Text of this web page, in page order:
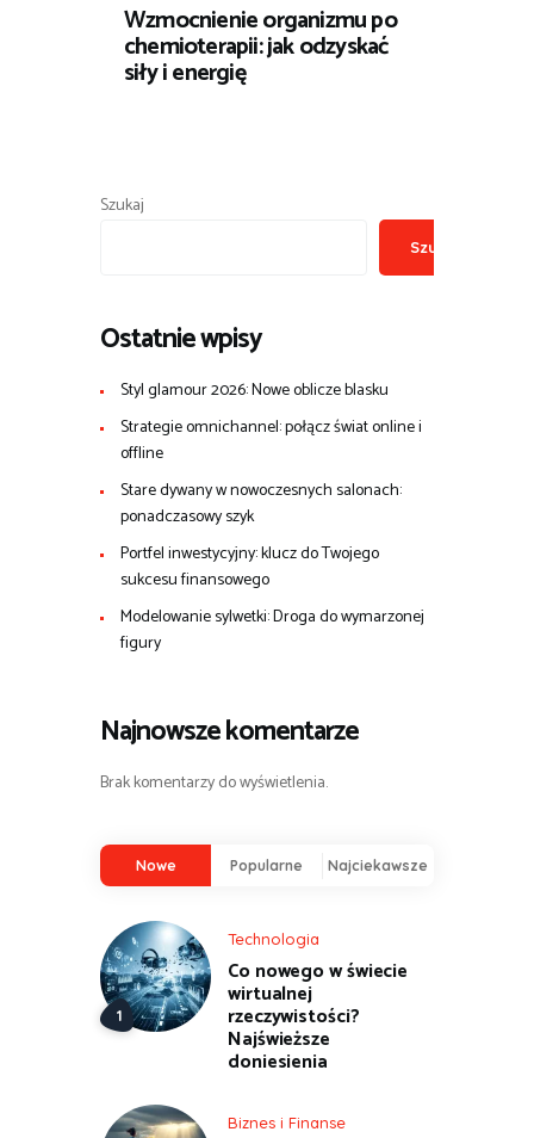
Wzmocnienie organizmu po
chemioterapii: jak odzyskać
siły i energię
Szukaj
Szukaj
Ostatnie wpisy
Styl glamour 2026: Nowe oblicze blasku
Strategie omnichannel: połącz świat online i
offline
Stare dywany w nowoczesnych salonach:
ponadczasowy szyk
Portfel inwestycyjny: klucz do Twojego
sukcesu finansowego
Modelowanie sylwetki: Droga do wymarzonej
figury
Najnowsze komentarze
Brak komentarzy do wyświetlenia.
Nowe Popularne Najciekawsze
Technologia
Co nowego w świecie
wirtualnej
rzeczywistości?
Najświeższe
doniesienia
Biznes i Finanse